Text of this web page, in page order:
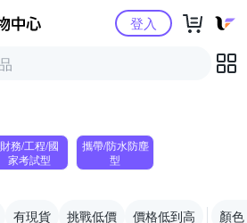
Yahoo購物中心登入
財務/工程/國
家考試型
攜帶/防水防塵
型
有現貨 挑戰低價 價格低到高 顏色